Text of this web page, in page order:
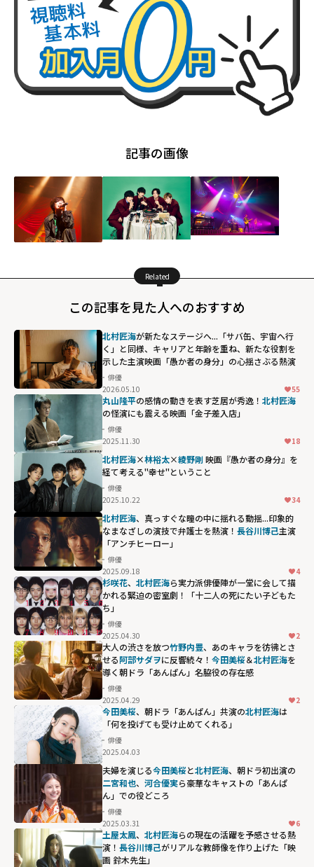
記事の画像
Related
この記事を見た人へのおすすめ
北村匠海が新たなステージへ...「サバ缶、宇宙へ行
く」と同様、キャリアと年齢を重ね、新たな役割を
示した主演映画「愚か者の身分」の心揺さぶる熱演
俳優
2026.05.10
55
丸山隆平の感情の動きを表す芝居が秀逸！ 北村匠海
の怪演にも震える映画「金子差入店」
俳優
2025.11.30
18
北村匠海×林裕太×綾野剛映画『愚か者の身分』を
経て考える"幸せ"ということ
俳優
2025.10.22
34
北村匠海、真っすぐな瞳の中に揺れる動揺...印象的
なまなざしの演技で弁護士を熱演！ 長谷川博己主演
「アンチヒーロー」
俳優
2025.09.18
4
杉咲花、 北村匠海ら実力派俳優陣が一堂に会して描
かれる緊迫の密室劇！「十二人の死にたい子どもた
ち」
俳優
2025.04.30
2
大人の渋さを放つ竹野内豊、あのキャラを彷彿とさ
せる阿部サダヲに反響続々！ 今田美桜＆北村匠海を
導く朝ドラ「あんぱん」名脇役の存在感
俳優
2025.04.29
2
今田美桜、朝ドラ「あんぱん」共演の北村匠海は
「何を投げても受け止めてくれる」
俳優
2025.04.03
夫婦を演じる今田美桜と北村匠海、朝ドラ初出演の
二宮和也、 河合優実ら豪華なキャストの「あんぱ
ん」での役どころ
俳優
2025.03.31
6
土屋太鳳、 北村匠海らの現在の活躍を予感させる熱
演！ 長谷川博己がリアルな教師像を作り上げた「映
画 鈴木先生」